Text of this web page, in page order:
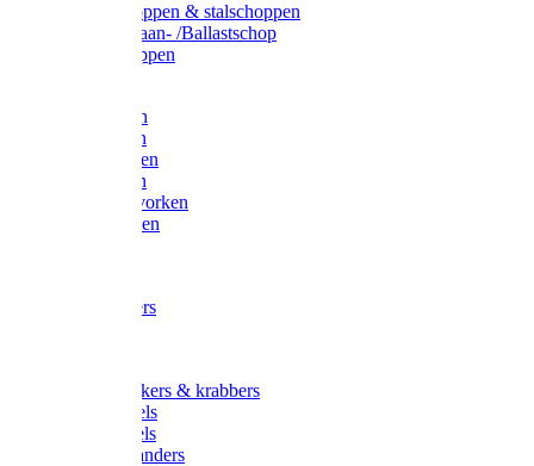
Ballastschoppen & stalschoppen
Slijtsrip Graan- /Ballastschop
Graanschoppen
Hooivorken
Mestvorken
Bietenvorken
Maisvorken
Aardappelvorken
Vijgenvorken
Tuinkrabbers
Onkruidstekers & krabbers
Hartschoffels
Ruitschoffels
Onkruidbranders